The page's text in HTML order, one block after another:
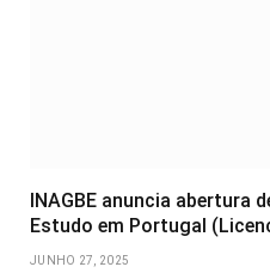
INAGBE anuncia abertura
Estudo em Portugal
JUNHO 27, 2025